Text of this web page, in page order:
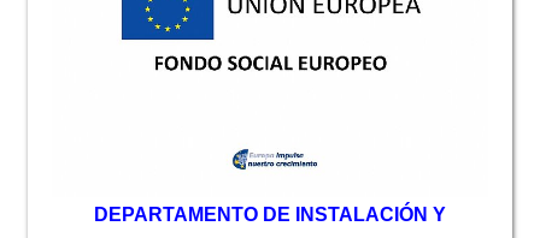
D EPARTAMENTO DE INSTALACIÓN Y